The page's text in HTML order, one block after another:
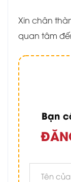
Xin chân
quan tâm
Bạn